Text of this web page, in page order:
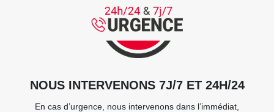
NOUS INTERVENONS 7J/7 ET 24H/24
En cas d’urgence, nous intervenons dans l’immédiat,